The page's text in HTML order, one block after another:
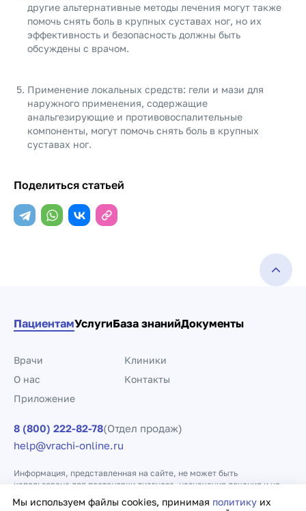
другие альтернативные методы лечения могут также
помочь снять боль в крупных суставах ног, но их
эффективность и безопасность должны быть
обсуждены с врачом.
Применение локальных средств: гели и мази для
наружного применения, содержащие
анальгезирующие и противовоспалительные
компоненты, могут помочь снять боль в крупных
суставах ног.
Поделиться статьей
Мы используем файлы cookies, принимая политику их
ПациентамУслугиБаза знанийДокументы
Врачи
Клиники
О нас
Контакты
Приложение
8 (800) 222-82-78(Отдел продаж)
help@vrachi-online.ru
Информация, представленная на сайте, не может быть
использована для постановки диагноза, назначения лечения и не
заменяет прием врача.